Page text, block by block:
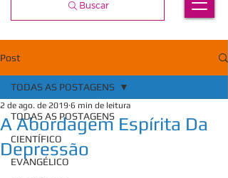
Buscar
Post
TODAS AS POSTAGENS
CIENTÍFICO
EVANGÉLICO
TODAS AS POSTAGENS
A Abordagem Espírita Da
Depressão
2 de ago. de 2019 6 min de leitura